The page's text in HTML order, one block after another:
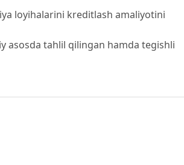
loyihalarini kreditlash amaliyotini
asosda tahlil qilingan hamda tegishli